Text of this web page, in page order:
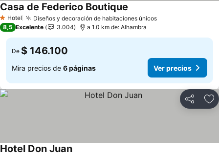
1 Estrellas
Hotel Diseños y decoración de habitaciones únicos
Casa de Federico Boutique
8,5 Excelente 3.004 a 1.0 km de: Alhambra
De $ 146.100
Mira precios de 6 páginas Ver precios
Compartir
Hotel Don Juan